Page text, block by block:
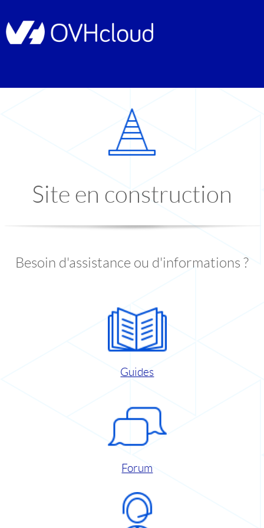
Site en construction
Besoin d'assistance ou d'informations ?
Guides
Forum